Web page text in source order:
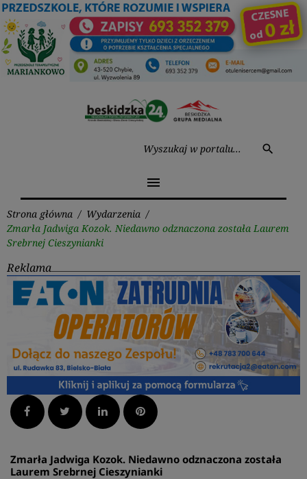
Przejdź
do
treści
search
menu
Strona główna / Wydarzenia /
Zmarła Jadwiga Kozok. Niedawno odznaczona została Laurem
Srebrnej Cieszynianki
Reklama
Facebook Twitter LinkedInPinterest
Zmarła Jadwiga Kozok. Niedawno odznaczona została
Laurem Srebrnej Cieszynianki